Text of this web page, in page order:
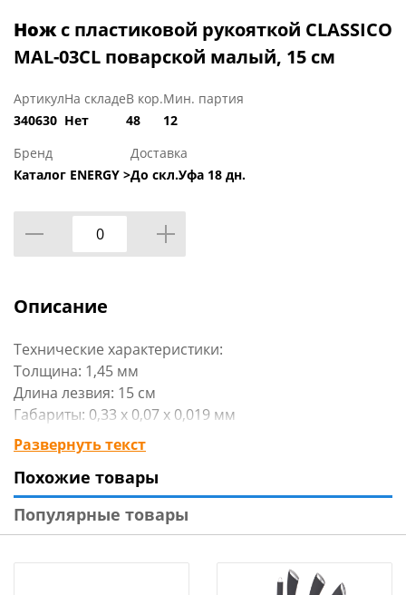
Нож с пластиковой рукояткой CLASSICO
MAL-03CL поварской малый, 15 см
Артикул
340630
На складе
Нет
В кор.
48
Мин. партия
12
Бренд
Каталог ENERGY >
Доставка
До скл.Уфа 18 дн.
Описание
Технические характеристики:
Толщина: 1,45 мм
Длина лезвия: 15 см
Габариты: 0,33 х 0,07 х 0,019 мм
Вид упаковки: одинарный блистер
Материал изделия: нержав. сталь, пластмасса
Бренд: Mallony
Страна-изготовитель: Китай
Развернуть текст
Похожие товары
Популярные товары